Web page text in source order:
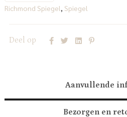
Richmond Spiegel Spiegel
Deel op
Aanvullende
Bezorgen en